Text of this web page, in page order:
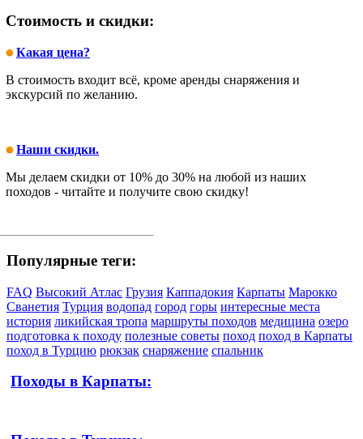
Стоимость и скидки:
Какая цена?
В стоимость входит всё, кроме аренды снаряжения и
экскурсий по желанию.
Наши скидки.
Мы делаем скидки от 10% до 30% на любой из наших
походов - читайте и получите свою скидку!
Популярные теги:
FAQ Высокий Атлас Грузия Каппадокия Карпаты Марокко
Сванетия Турция водопад город горы интересные места
история ликийская тропа маршруты походов медицина озеро
подготовка к походу полезные советы поход поход в Карпаты
поход в Турцию рюкзак снаряжение спальник
Походы в Карпаты: